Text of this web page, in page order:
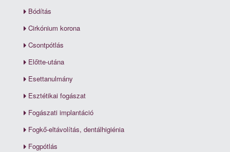
Bódítás
Cirkónium korona
Csontpótlás
Előtte-utána
Esettanulmány
Esztétikai fogászat
Fogászati implantáció
Fogkő-eltávolítás, dentálhigiénia
Fogpótlás